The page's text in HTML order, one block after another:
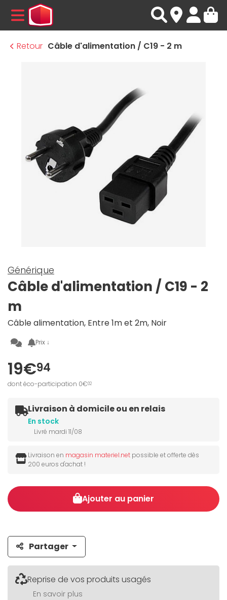
MENU
Retour Câble d'alimentation / C19 - 2 m
Générique
Câble d'alimentation / C19 - 2
m
Câble alimentation, Entre 1m et 2m, Noir
Prix ↓
19€94
dont éco-participation 0€02
Livraison à domicile ou en relais
En stock
Livré mardi 11/08
Livraison en magasin materiel.net possible et offerte dès
200 euros d'achat !
Ajouter au panier
Partager
Reprise de vos produits usagés
En savoir plus